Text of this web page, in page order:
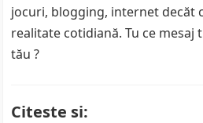
jocuri, blogging, internet decăt
realitate cotidiană. Tu ce
tău ?
Citeste si: